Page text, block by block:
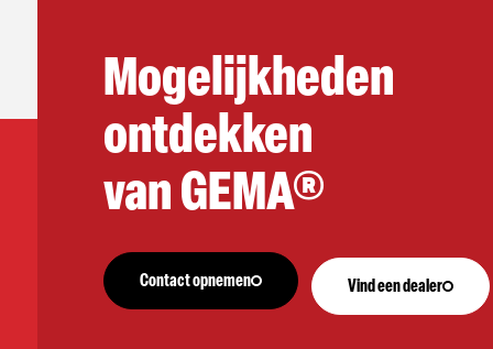
Mogelijkheden
ontdekken
van GEMA®
Contact opnemen Vind een dealer